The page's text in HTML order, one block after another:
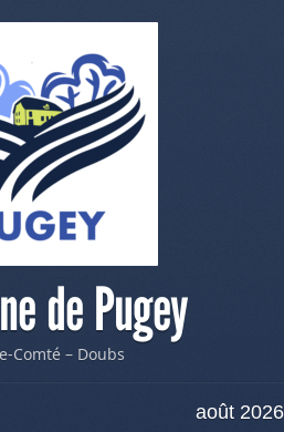
de Pugey
Comté – Doubs
août 2026